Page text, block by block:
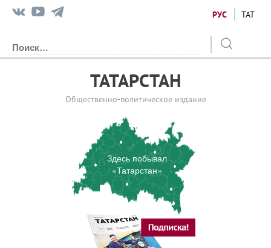
РУС ТАТ
ТАТАРСТАН
Общественно-политическое издание
Здесь побывал
«Татарстан»